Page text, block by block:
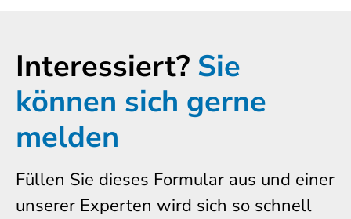
Interessiert? Sie
können sich gerne
melden
Füllen Sie dieses Formular aus und einer
unserer Experten wird sich so schnell